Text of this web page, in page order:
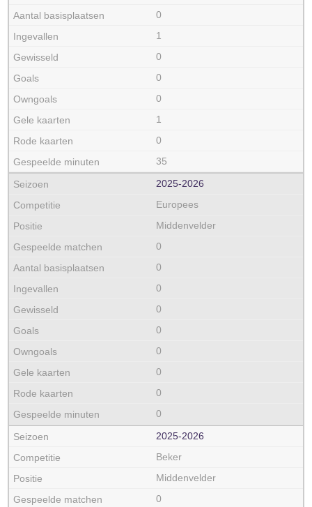
0
1
0
0
0
1
0
35
2025‑2026
Europees
Middenvelder
0
0
0
0
0
0
0
0
0
2025‑2026
Beker
Middenvelder
0